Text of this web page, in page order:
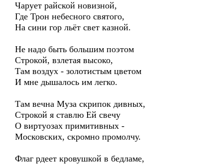
Чарует райской новизной,
Где Трон небесного святого,
На сини гор льёт свет казной.
Не надо быть большим поэтом
Строкой, взлетая высоко,
Там воздух - золотистым цветом
И мне дышалось им легко.
Там вечна Муза скрипок дивных,
Строкой я ставлю Ей свечу
О виртуозах примитивных -
Московских, скромно промолчу.
Флаг рдеет кровушкой в бедламе,